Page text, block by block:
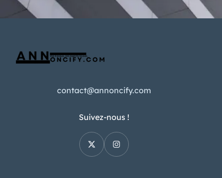
contact@annoncify.com
Suivez-nous !